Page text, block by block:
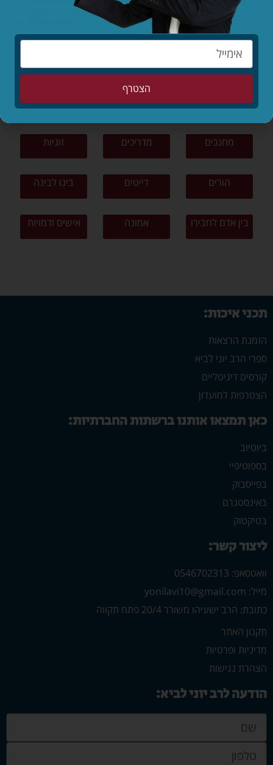
לפי נושאים
תפילה
ציונות דתית פרשת שבוע סיפורים
מחנכים מדריכים זוגיות
הורים דייטים בינו לבינה
בין אדם לחבירו אמונה אישים ודמויות
תכני איכות:
הזמנת הרצאות
ספרי הרב יוני לביא
קורסים דיגיטליים
הצטרפות למועדון
כאן תמצאו אותנו ברשתות החברתיות:
ביוטיוב
בספוטיפיי
בפייסבוק
באינסטגרם
בטיקטוק
ליצור קשר:
וואטסאפ: 0546702313
מייל: yonilavi10@gmail.com
כתובת: הרב ישעיהו משורר 20/4 פתח תקווה
תקנון האתר
מדיניות ופרטיות
הצהרת נגישות
הודעה לרב יוני לביא:
הצטרף